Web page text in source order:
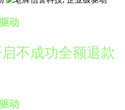
动
不成功全额退款
动